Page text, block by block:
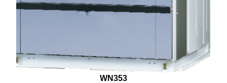
WN353